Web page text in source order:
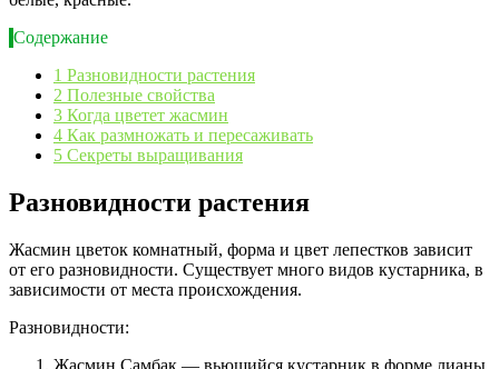
Содержание
1 Разновидности растения
2 Полезные свойства
3 Когда цветет жасмин
4 Как размножать и пересаживать
5 Секреты выращивания
Разновидности растения
Жасмин цветок комнатный, форма и цвет лепестков зависит
от его разновидности. Существует много видов кустарника, в
зависимости от места происхождения.
Разновидности:
Жасмин Самбак — вьющийся кустарник в форме лианы